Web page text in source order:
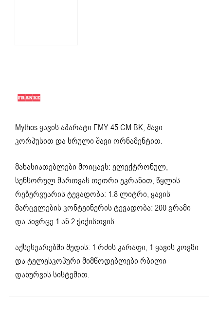
Mythos ყავის აპარატი FMY 45 CM BK, შავი
კორპუსით და სრული შავი ორნამენტით.
მახასიათებლები მოიცავს: ელექტრონულ,
სენსორულ მართვას თეთრი ეკრანით, წყლის
რეზერვუარის ტევადობა: 1.8 ლიტრი, ყავის
მარცვლების კონტეინერის ტევადობა: 200 გრამი
და სივრცე 1 ან 2 ჭიქისთვის.
აქსესუარებში შედის: 1 რძის კარაფი, 1 ყავის კოვზი
და ტელესკოპური მიმწოდებლები რბილი
დახურვის სისტემით.